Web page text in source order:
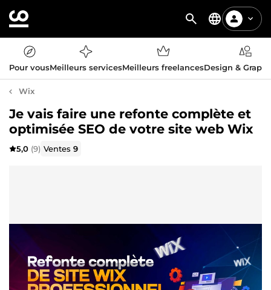
Pour vousMeilleurs servicesMeilleurs freelancesDesign &
Wix
Je vais faire une refonte complète et
optimisée SEO de votre site web Wix
5,0 (9) Ventes9